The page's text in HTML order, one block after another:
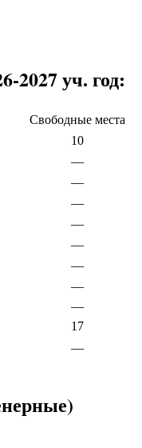
2027 уч. год:
Свободные места
10
—
—
—
—
—
—
—
—
17
—